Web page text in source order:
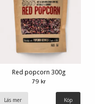
Red popcorn 300g
79 kr
Läs mer